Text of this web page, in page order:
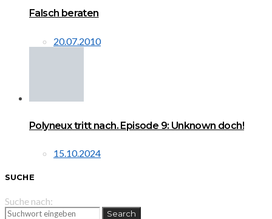
Falsch beraten
20.07.2010
Polyneux tritt nach. Episode 9: Unknown doch!
15.10.2024
SUCHE
Suche nach:
Search